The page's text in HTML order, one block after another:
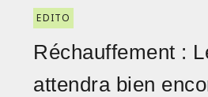
EDITO
Réchauffement :
attendra bien